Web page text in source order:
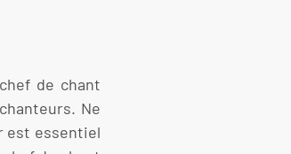
de chant
Ne
est essentiel